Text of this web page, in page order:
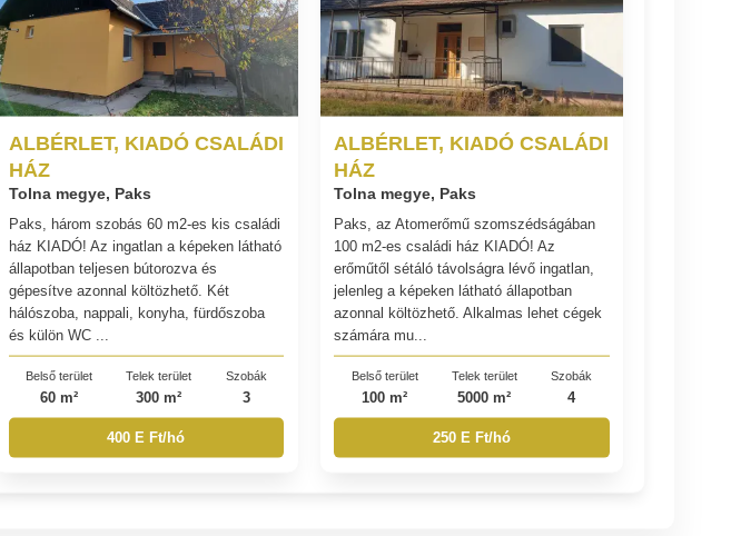
ALBÉRLET, KIADÓ CSALÁDI
HÁZ
Tolna megye, Paks
Paks, három szobás 60 m2-es kis családi
ház KIADÓ! Az ingatlan a képeken látható
állapotban teljesen bútorozva és
gépesítve azonnal költözhető. Két
hálószoba, nappali, konyha, fürdőszoba
és külön WC ...
Belső terület
60 m²
Telek terület
300 m²
Szobák
3
400 E Ft/hó
ALBÉRLET, KIADÓ CSALÁDI
HÁZ
Tolna megye, Paks
Paks, az Atomerőmű szomszédságában
100 m2-es családi ház KIADÓ! Az
erőműtől sétáló távolságra lévő ingatlan,
jelenleg a képeken látható állapotban
azonnal költözhető. Alkalmas lehet cégek
számára mu...
Belső terület
100 m²
Telek terület
5000 m²
Szobák
4
250 E Ft/hó